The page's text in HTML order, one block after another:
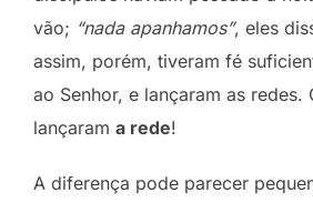
vão; “nada apanhamos”, eles
assim, porém, tiveram fé
ao Senhor, e lançaram as redes.
lançaram a rede!
A diferença pode parecer